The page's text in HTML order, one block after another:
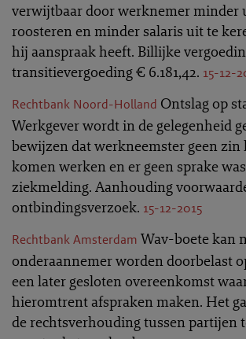
verwijtbaar door werknemer minder
roosteren en minder salaris uit te
hij aanspraak heeft. Billijke
transitievergoeding € 6.181,42. 15-12-
Rechtbank Noord-Holland Ontslag op
Werkgever wordt in de gelegenheid
bewijzen dat werkneemster geen zin
komen werken en er geen sprake
ziekmelding. Aanhouding
ontbindingsverzoek. 15-12-2015
Rechtbank Amsterdam Wav-boete kan
onderaannemer worden doorbelast
een later gesloten overeenkomst
hieromtrent afspraken maken. Het
de rechtsverhouding tussen partijen